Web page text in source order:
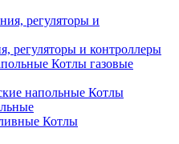
регуляторы и контроллеры
Котлы газовые
Котлы
Котлы